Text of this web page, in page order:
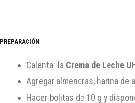
PREPARACIÓN
Calentar la Crema de Leche
Agregar almendras, harina
Hacer bolitas de 10 g y